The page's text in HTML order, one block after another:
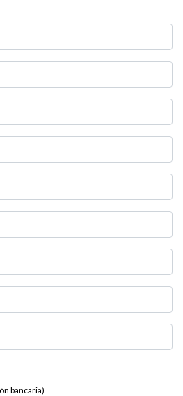
bancaria)